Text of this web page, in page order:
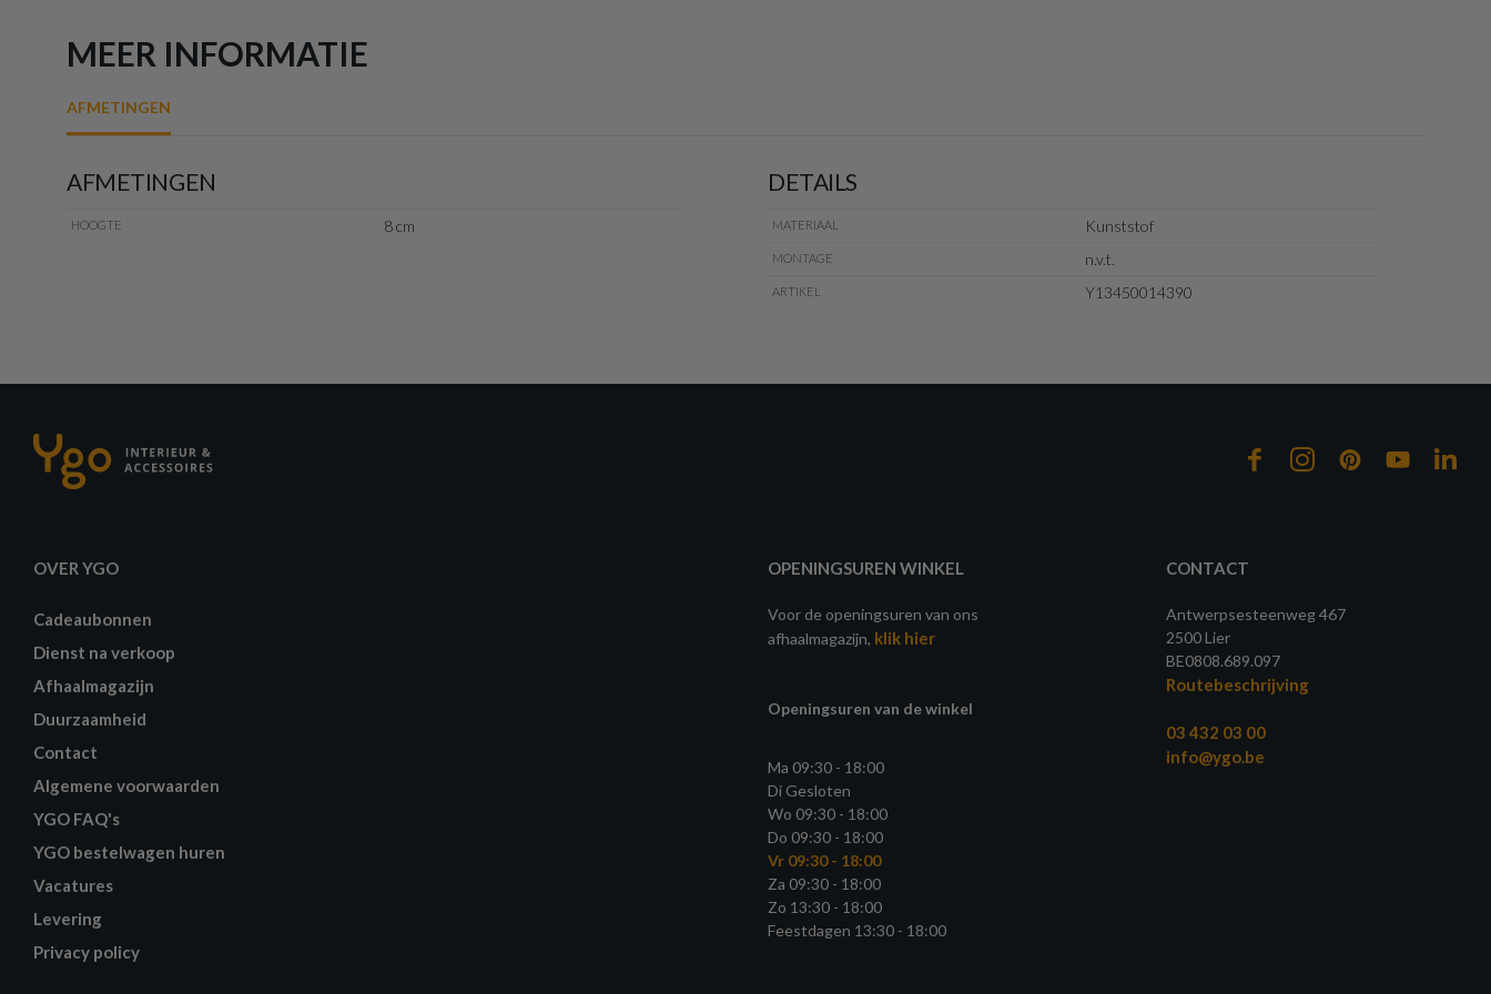
MEER INFORMATIE
AFMETINGEN
AFMETINGEN
HOOGTE 8 cm
DETAILS
MATERIAAL Kunststof
MONTAGE n.v.t.
ARTIKEL Y13450014390
OVER YGO
Cadeaubonnen
Dienst na verkoop
Afhaalmagazijn
Duurzaamheid
Contact
Algemene voorwaarden
YGO FAQ's
YGO bestelwagen huren
Vacatures
Levering
Privacy policy
OPENINGSUREN WINKEL
Voor de openingsuren van ons
afhaalmagazijn, klik hier
Openingsuren van de winkel
Ma 09:30 - 18:00
Di Gesloten
Wo 09:30 - 18:00
Do 09:30 - 18:00
Vr 09:30 - 18:00
Za 09:30 - 18:00
Zo 13:30 - 18:00
Feestdagen 13:30 - 18:00
CONTACT
Antwerpsesteenweg 467
2500 Lier
BE0808.689.097
Routebeschrijving
03 432 03 00
info@ygo.be